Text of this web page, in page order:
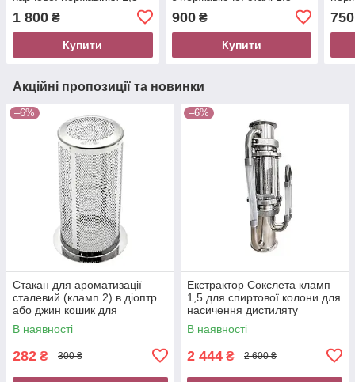
1 800 ₴
Купити
дюйма (42 мм) L-1000 мм
Samogray
900₴
Купити
750
Акційні пропозиції та новинки
–6%
Стакан для ароматизації
сталевий (кламп 2) в діоптр
або джин кошик для
спиртової колони
В наявності
282 ₴ 300 ₴
–6%
Екстрактор Сокслета кламп
1,5 для спиртової колони для
насичення дистиляту
ароматом
В наявності
2 444 ₴ 2 600 ₴